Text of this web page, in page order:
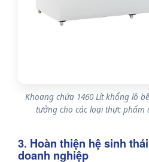
Khoang chứa 1460 Lít khổng lồ
tưởng cho các loại thực phẩm
3. Hoàn thiện hệ sinh
doanh nghiệp